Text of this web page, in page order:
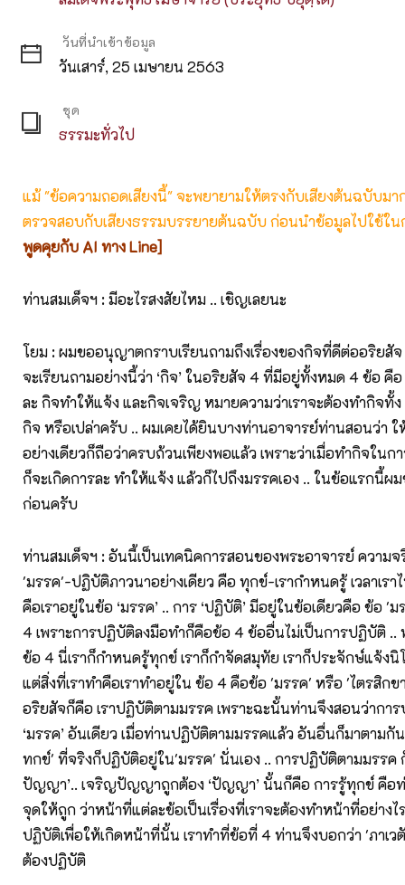
วันที่นำเข้าข้อมูล
วันเสาร์, 25 เมษายน 2563
ชุด
ธรรมะทั่วไป
แม้ "ข้อความถอดเสียงนี้" จะพยายามให้ตรงกับเสียงต้นฉบับม
ตรวจสอบกับเสียงธรรมบรรยายต้นฉบับ ก่อนนำข้อมูลไปใช้ใน
พูดคุยกับ AI ทาง Line]
ท่านสมเด็จฯ : มีอะไรสงสัยไหม .. เชิญเลยนะ
โยม : ผมขออนุญาตกราบเรียนถามถึงเรื่องของกิจที่ดีต่ออริยสั
จะเรียนถามอย่างนี้ว่า ‘กิจ’ ในอริยสัจ 4 ที่มีอยู่ทั้งหมด 4 ข้อ คื
ละ กิจทำให้แจ้ง และกิจเจริญ หมายความว่าเราจะต้องทำกิจทั้
กิจ หรือเปล่าครับ .. ผมเคยได้ยินบางท่านอาจารย์ท่านสอนว่า
อย่างเดียวก็ถือว่าครบถ้วนเพียงพอแล้ว เพราะว่าเมื่อทำกิจในก
ก็จะเกิดการละ ทำให้แจ้ง แล้วก็ไปถึงมรรคเอง .. ในข้อแรกนี้ผ
ก่อนครับ
ท่านสมเด็จฯ : อันนี้เป็นเทคนิคการสอนของพระอาจารย์ ความจ
'มรรค'-ปฏิบัติภาวนาอย่างเดียว คือ ทุกข์-เรากำหนดรู้ เวลาเร
คือเราอยู่ในข้อ ‘มรรค’ .. การ ‘ปฏิบัติ’ มีอยู่ในข้อเดียวคือ ข้อ '
4 เพราะการปฏิบัติลงมือทำก็คือข้อ 4 ข้ออื่นไม่เป็นการปฏิบัติ ..
ข้อ 4 นี่เราก็กำหนดรู้ทุกข์ เราก็กำจัดสมุทัย เราก็ประจักษ์แจ้งนิ
แต่สิ่งที่เราทำคือเราทำอยู่ใน ข้อ 4 คือข้อ 'มรรค' หรือ 'ไตรสิก
อริยสัจก็คือ เราปฏิบัติตามมรรค เพราะฉะนั้นท่านจึงสอนว่ากา
‘มรรค’ อันเดียว เมื่อท่านปฏิบัติตามมรรคแล้ว อันอื่นก็มาตาม
ทกข์' ที่จริงก็ปฏิบัติอยู่ใน'มรรค' นั่นเอง .. การปฏิบัติตามมรรค
ปัญญา’.. เจริญปัญญาถูกต้อง ‘ปัญญา’ นั้นก็คือ การรู้ทุกข์ คือ
จุดให้ถูก ว่าหน้าที่แต่ละข้อเป็นเรื่องที่เราจะต้องทำหน้าที่อย่างไร
ปฏิบัติเพื่อให้เกิดหน้าที่นั้น เราทำที่ข้อที่ 4 ท่านจึงบอกว่า 'ภาเ
ต้องปฏิบัติ